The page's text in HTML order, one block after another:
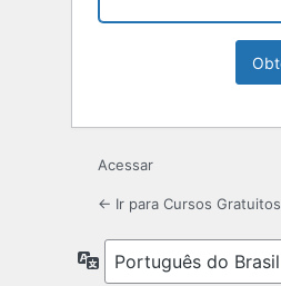
Acessar
← Ir para Cursos Gratuitos
Idioma